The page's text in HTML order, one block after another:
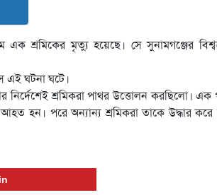
শ্রমিকের মৃত্যু হয়েছে। সে সুনামগঞ্জের
এই ঘটনা ঘটে।
শ্রমিকরা পাথর উত্তোলন করছিলো। এক
হন। পরে অন্যান্য শ্রমিকরা তাকে উদ্ধার করে